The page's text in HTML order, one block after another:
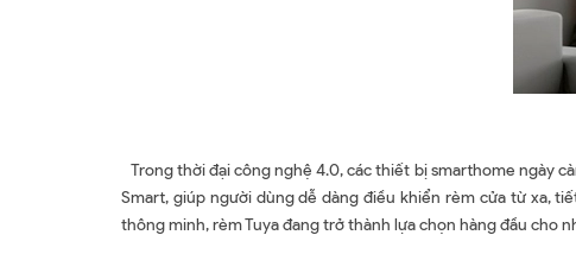
Trong thời đại công nghệ 4.0, các thiết bị smarthome ngày
Smart, giúp người dùng dễ dàng điều khiển rèm cửa từ xa,
thông minh, rèm Tuya đang trở thành lựa chọn hàng đầu cho